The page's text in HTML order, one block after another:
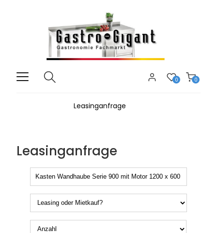
0
0
Leasinganfrage
Leasinganfrage